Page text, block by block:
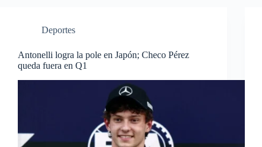
Deportes
Antonelli logra la pole en Japón; Checo Pérez
queda fuera en Q1